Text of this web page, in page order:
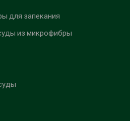
для запекания
из микрофибры